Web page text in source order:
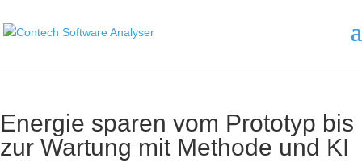
Energie sparen vom Prototyp bis
zur Wartung mit Methode und KI